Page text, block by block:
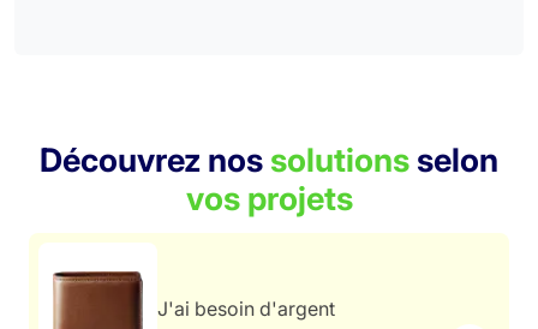
Découvrez nos solutions selon
vos projets
J'ai besoin d'argent